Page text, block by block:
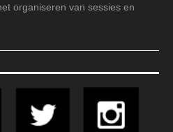
organiseren van sessies en